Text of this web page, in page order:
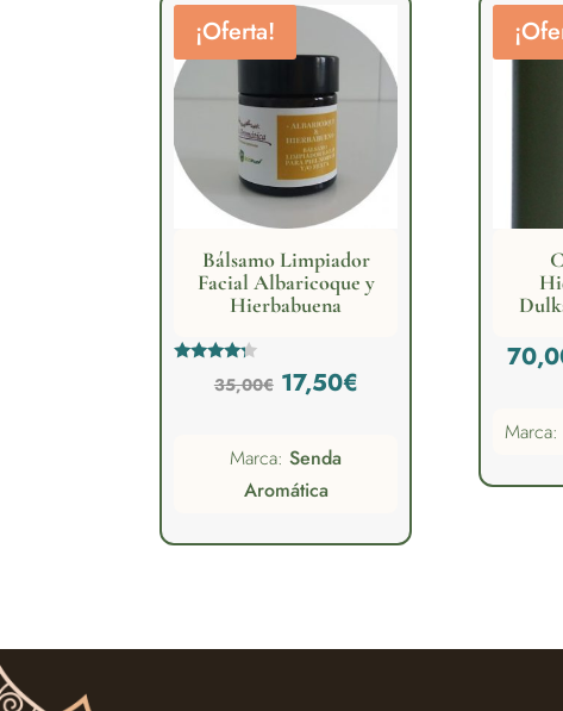
¡Oferta!
Bálsamo Limpiador
Facial Albaricoque y
Hierbabuena
35,00€ El
original
era:
35,00€.
17,50€El
17,50€.
Marca:Senda
Aromática
Marca: